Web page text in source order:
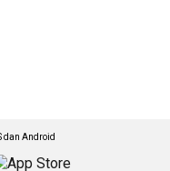
dan Android